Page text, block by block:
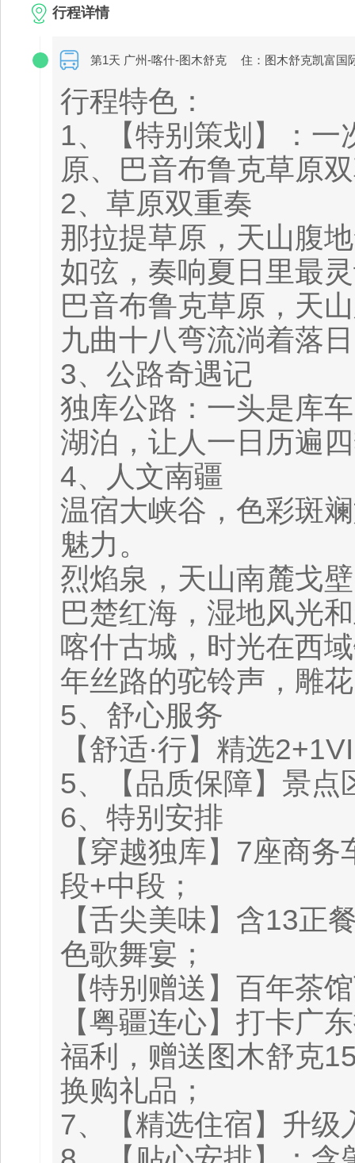
行程详情
第1天 广州-喀什-图木舒克 住：图木舒克凯富国
行程特色：
1、【特别策划】：一
原、巴音布鲁克草原
2、草原双重奏
那拉提草原，天山腹
如弦，奏响夏日里最
巴音布鲁克草原，天
九曲十八弯流淌着落
3、公路奇遇记
独库公路：一头是库
湖泊，让人一日历遍
4、人文南疆
温宿大峡谷，色彩斑
魅力。
烈焰泉，天山南麓戈
巴楚红海，湿地风光
喀什古城，时光在西
年丝路的驼铃声，雕
5、舒心服务
【舒适·行】精选
5、【品质保障】景点
6、特别安排
【穿越独库】7座商
段+中段；
【舌尖美味】含13正
色歌舞宴；
【特别赠送】百年茶
【粤疆连心】打卡广
福利，赠送图木舒克
换购礼品；
7、【精选住宿】升级